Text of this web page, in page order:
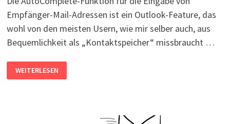
Empfänger-Mail-Adressen ist ein Outlook-Feature, das
wohl von den meisten Usern, wie mir selber auch, aus
Bequemlichkeit als „Kontaktspeicher“ missbraucht …
OUTLOOK:
AUTOCOMPLETE
FÜR
WEITERLESEN